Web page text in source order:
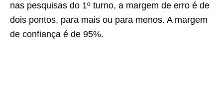
nas pesquisas do 1º turno, a margem de erro é de
dois pontos, para mais ou para menos. A margem
de confiança é de 95%.